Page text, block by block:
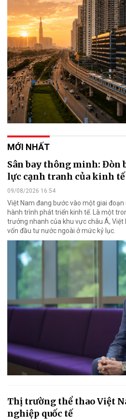
MỚI NHẤT
Sân bay thông minh: Đòn
lực cạnh tranh của kinh
09/08/2026 16:54
Việt Nam đang bước vào một giai
hành trình phát triển kinh tế. Là một
trưởng nhanh của khu vực châu Á,
vốn đầu tư nước ngoài ở mức kỷ lục.
Thị trường thể thao Việt
nghiệp quốc tế